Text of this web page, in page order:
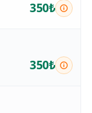
350₺
350₺